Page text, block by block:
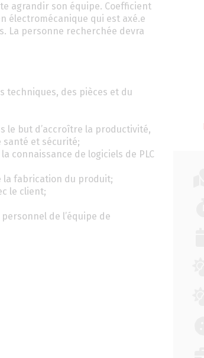
agrandir son équipe. Coefficient
électromécanique qui est axé.e
La personne recherchée devra
techniques, des pièces et du
le but d’accroître la productivité,
et sécurité;
connaissance de logiciels de PLC
la fabrication du produit;
le client;
de l’équipe de